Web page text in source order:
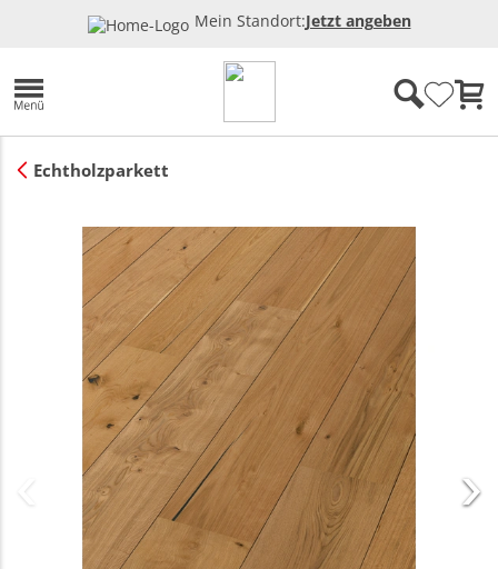
Mein Standort:Jetzt angeben
Echtholzparkett